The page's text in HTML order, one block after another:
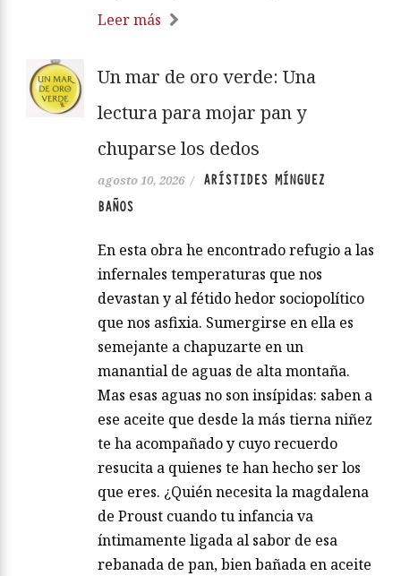
Leer más
Un mar de oro verde: Una
lectura para mojar pan y
chuparse los dedos
agosto 10, 2026 /
ARÍSTIDES MÍNGUEZ
BAÑOS
En esta obra he encontrado refugio a las
infernales temperaturas que nos
devastan y al fétido hedor sociopolítico
que nos asfixia. Sumergirse en ella es
semejante a chapuzarte en un
manantial de aguas de alta montaña.
Mas esas aguas no son insípidas: saben a
ese aceite que desde la más tierna niñez
te ha acompañado y cuyo recuerdo
resucita a quienes te han hecho ser los
que eres. ¿Quién necesita la magdalena
de Proust cuando tu infancia va
íntimamente ligada al sabor de esa
rebanada de pan, bien bañada en aceite